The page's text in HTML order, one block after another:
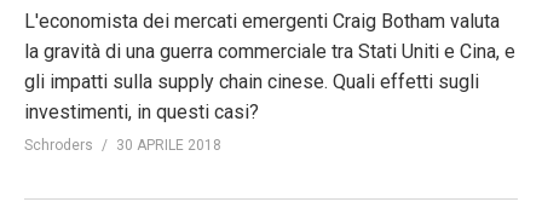
L'economista dei mercati emergenti Craig Botham valuta
la gravità di una guerra commerciale tra Stati Uniti e Cina, e
gli impatti sulla supply chain cinese. Quali effetti sugli
investimenti, in questi casi?
Schroders 30 APRILE 2018